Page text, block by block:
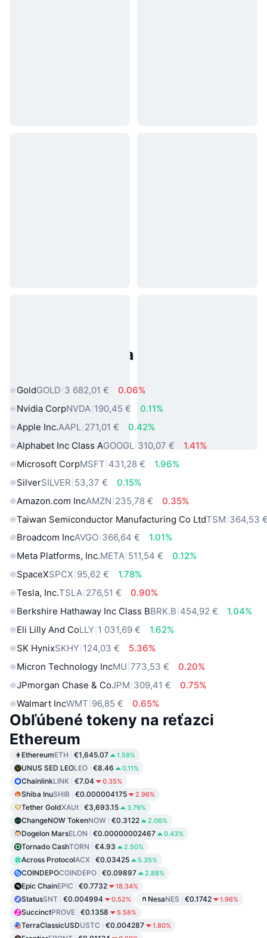
Populárne aktíva z reálneho
GoldGOLD 3 682,01 €
0.06%
Nvidia CorpNVDA 190,45 €
0.11%
Apple Inc.AAPL 271,01 €
0.42%
Alphabet Inc Class AGOOGL 310,07 €
1.41%
Microsoft CorpMSFT 431,28 €
1.96%
SilverSILVER 53,37 €
0.15%
Amazon.com IncAMZN 235,78 €
0.35%
Taiwan Semiconductor Manufacturing Co LtdTSM 364,53
Broadcom IncAVGO 366,64 €
1.01%
Meta Platforms, Inc.META 511,54 €
0.12%
SpaceXSPCX 95,62 €
1.78%
Tesla, Inc.TSLA 276,51 €
0.90%
Berkshire Hathaway Inc Class BBRK.B 454,92 €
1.04%
Eli Lilly And CoLLY 1 031,69 €
1.62%
SK HynixSKHY 124,03 €
5.36%
Micron Technology IncMU 773,53 €
0.20%
JPmorgan Chase & CoJPM 309,41 €
0.75%
Walmart IncWMT 96,85 € 0.65%
Obľúbené tokeny na reťazci
Ethereum
EthereumETH €1,645.07 1.59%
UNUS SED LEOLEO €8.46 0.11%
ChainlinkLINK €7.04 0.35%
Shiba InuSHIB €0.000004175 2.96%
Tether GoldXAUt €3,693.15 3.79%
ChangeNOW TokenNOW €0.3122 2.06%
Dogelon MarsELON €0.00000002467 0.43%
Tornado CashTORN €4.93 2.50%
Across ProtocolACX €0.03425 5.35%
COINDEPOCOINDEPO €0.09897 2.88%
Epic ChainEPIC €0.7732 18.34%
StatusSNT €0.004994 0.52% NesaNES €0.1742 1.96%
SuccinctPROVE €0.1358 5.58%
TerraClassicUSDUSTC €0.004287 1.80%